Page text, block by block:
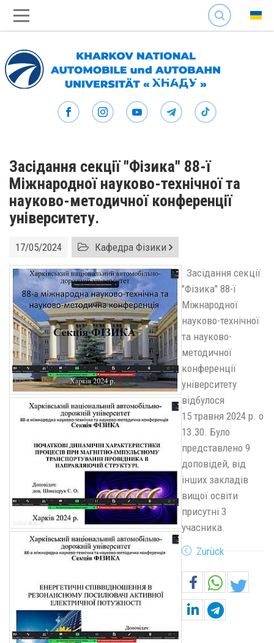
SEARCH
Засідання секції "Фізика" 88-ї
Міжнародної науково-технічної та
науково-методичної конференції
університету.
17/05/2024 Кафедра Фізики
Засідання секції
"Фізика" 88-ї
Міжнародної
науково-технічної
та науково-
методичної
конференції
університету
відбулося
15 травня 2024 р. о
13.30. Було
представлено 9
доповідей, від
інших закладів
вищої освіти
присутні 3
учасника.
Zurück